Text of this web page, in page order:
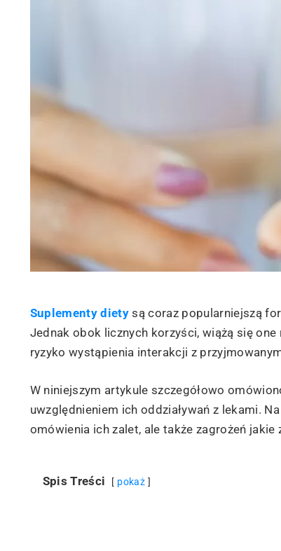
Suplementy dietysą coraz popularniejszą
Jednak obok licznych korzyści, wiążą się
ryzyko wystąpienia interakcji z
W niniejszym artykule szczegółowo
uwzględnieniem ich oddziaływań z lekami.
omówienia ich zalet, ale także zagrożeń
Spis Treści pokaż